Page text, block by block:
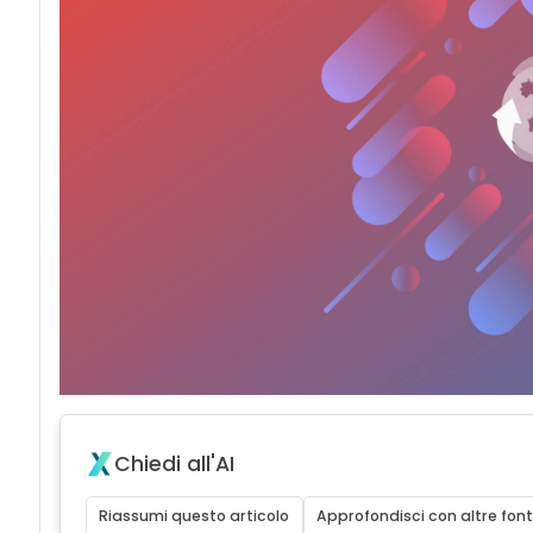
Chiedi all'AI
Riassumi questo articolo Approfondisci con altre